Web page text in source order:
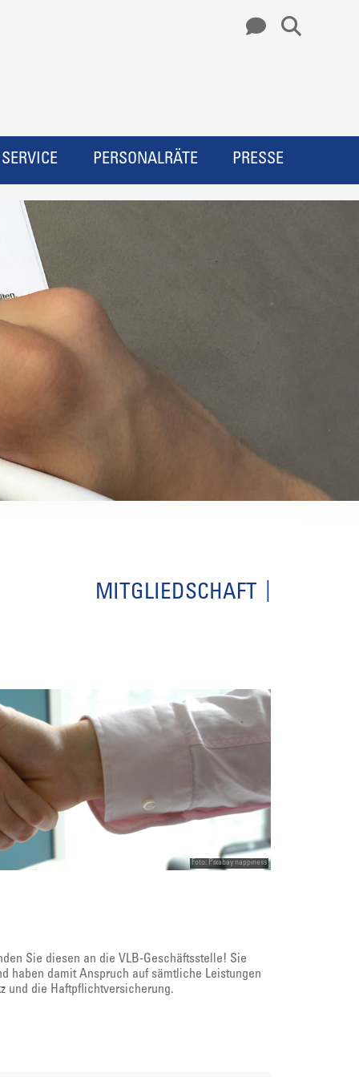
SERVICE PERSONALRÄTE PRESSE
MITGLIEDSCHAFT
Foto: Pixabay nappiness
Sie diesen an die VLB-Geschäftsstelle! Sie
haben damit Anspruch auf sämtliche Leistungen
und die Haftpflichtversicherung.